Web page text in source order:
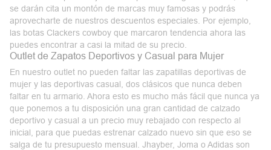
se darán cita un montón de marcas muy famosas y podrás
aprovecharte de nuestrosdescuentos especiales. Por ejemplo,
las botas Clackers cowboy que marcaron tendencia ahora las
puedes encontrar a casi la mitad de su precio.
Outlet de Zapatos Deportivos y Casual para Mujer
En nuestro outlet no pueden faltar laszapatillas deportivas de
mujer y las deportivas casual, dos clásicos que nunca deben
faltar en tu armario. Ahora esto es mucho más fácil que nunca ya
que ponemos a tu disposición una gran cantidad de calzado
deportivo y casual a un precio muy rebajado con respecto al
inicial, para que puedas estrenar calzado nuevo sin que eso se
salga de tu presupuesto mensual. Jhayber, Joma o Adidas son